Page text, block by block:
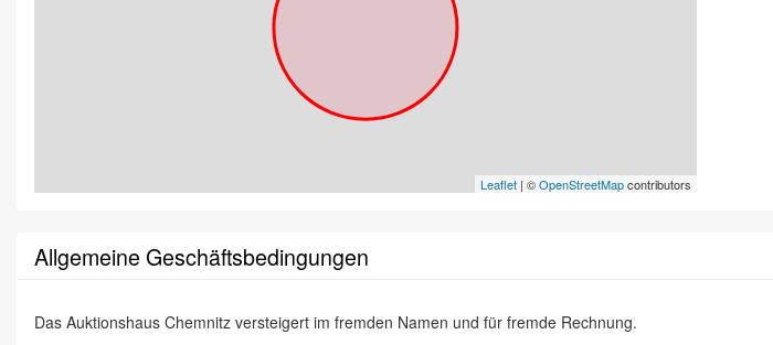
Leaflet | ©OpenStreetMapcontributors
Allgemeine Geschäftsbedingungen
Das Auktionshaus Chemnitz versteigert im fremden Namen und für fremde Rechnung.